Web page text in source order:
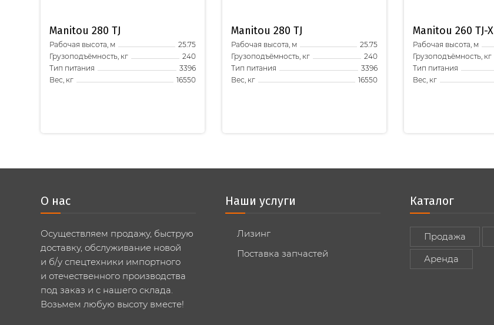
Manitou 280 TJ
Рабочая высота, м
25.75
Грузоподъёмность, кг
240
Тип питания
3396
Вес, кг
16550
Manitou 280 TJ
Рабочая высота, м
25.75
Грузоподъёмность, кг
240
Тип питания
3396
Вес, кг
16550
Manitou 260 TJ-X
Рабочая высота, м
Грузоподъёмность, кг
Тип питания
Вес, кг
О нас
Осуществляем продажу, быструю
доставку, обслуживание новой
и б/у спецтехники импортного
и отечественного производства
под заказ и с нашего склада.
Возьмем любую высоту вместе!
Наши услуги
Лизинг
Поставка запчастей
Каталог
Продажа
Аренда